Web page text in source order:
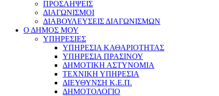
ΠΡΟΣΛΗΨΕΙΣ
ΔΙΑΓΩΝΙΣΜΟΙ
ΔΙΑΒΟΥΛΕΥΣΕΙΣ ΔΙΑΓΩΝΙΣΜΩΝ
Ο ΔΗΜΟΣ ΜΟΥ
ΥΠΗΡΕΣΙΕΣ
ΥΠΗΡΕΣΙΑ ΚΑΘΑΡΙΟΤΗΤΑΣ
ΥΠΗΡΕΣΙΑ ΠΡΑΣΙΝΟΥ
ΔΗΜΟΤΙΚΗ ΑΣΤΥΝΟΜΙΑ
ΤΕΧΝΙΚΗ ΥΠΗΡΕΣΙΑ
ΔΙΕΥΘΥΝΣΗ Κ.Ε.Π.
ΔΗΜΟΤΟΛΟΓΙΟ